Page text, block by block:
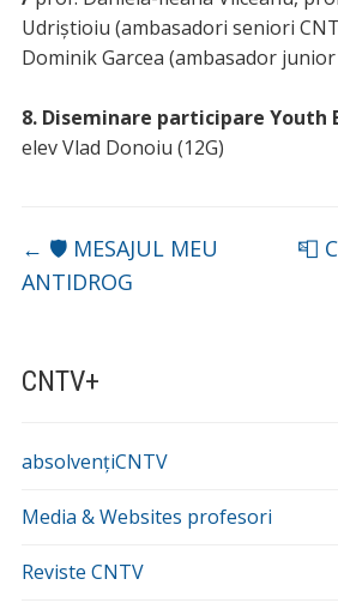
CNTV+
absolvențiCNTV
Media & Websites profesori
Reviste CNTV
Udriștioiu (ambasadori seniori
Dominik Garcea (ambasador junior
8. Diseminare participare Youth
elev Vlad Donoiu (12G)
← 🛡 MESAJUL MEU
ANTIDROG
📮